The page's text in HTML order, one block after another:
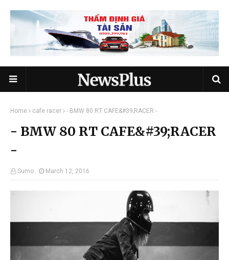
Home cafe racer - BMW 80 RT CAFE&#39;RACER -
- BMW 80 RT CAFE&#39;RACER
-
Sumo March 12, 2016